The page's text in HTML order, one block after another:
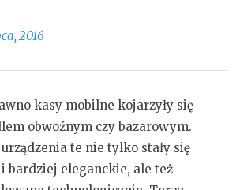
2016
kasy mobilne kojarzyły się
obwoźnym czy bazarowym.
te nie tylko stały się
bardziej eleganckie, ale też